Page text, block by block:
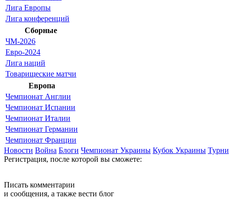
Лига Европы
Лига конференций
Сборные
ЧМ-2026
Евро-2024
Лига наций
Товарищеские матчи
Европа
Чемпионат Англии
Чемпионат Испании
Чемпионат Италии
Чемпионат Германии
Чемпионат Франции
Новости Война Блоги Чемпионат Украины Кубок Украины
Регистрация, после которой вы сможете:
Писать комментарии
и сообщения, а также вести блог